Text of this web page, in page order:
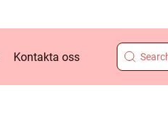
Kontakta oss